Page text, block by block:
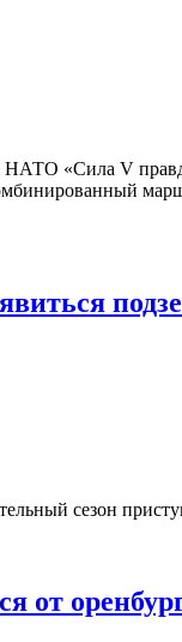
«Сила V
сезон
от